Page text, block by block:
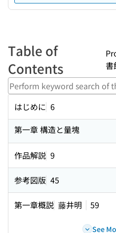
Table of
Contents
書
はじめに 6
第一章 構造と量塊
作品解説 9
参考図版 45
第一章概説 藤井明 59
See